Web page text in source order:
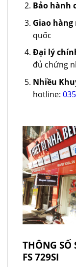
Bảo hành
Giao
quốc
Đại lý
đủ chứng
Nhiều
hotline:
THÔNG SỐ
FS 729SI